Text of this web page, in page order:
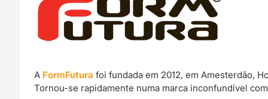
A FormFutura foi fundada em 2012, em Amesterdão,
Tornou-se rapidamente numa marca inconfundível